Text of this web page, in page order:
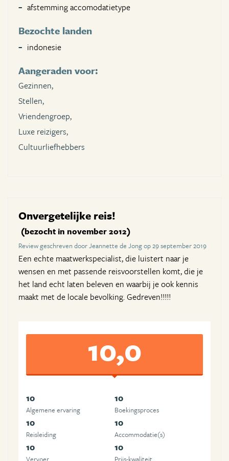
afstemming accomodatietype
Bezochte landen
indonesie
Aangeraden voor:
Gezinnen,
Stellen,
Vriendengroep,
Luxe reizigers,
Cultuurliefhebbers
Onvergetelijke reis!
(bezocht in november 2012)
Review geschreven door Jeannette de Jong op 29 september 2019
Een echte maatwerkspecialist, die luistert naar je
wensen en met passende reisvoorstellen komt, die je
het land echt laten beleven en waarbij je ook kennis
maakt met de locale bevolking. Gedreven!!!!!
10,0
10
Algemene ervaring
10
Boekingsproces
10
Reisleiding
10
Accommodatie(s)
10
Vervoer
10
Prijs-kwaliteit